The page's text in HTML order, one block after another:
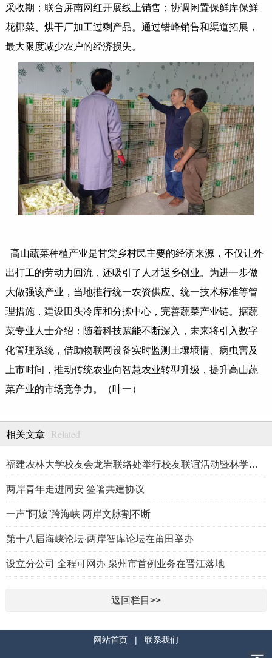
采收期；联合屏南网红开展线上销售；协调闲置保鲜库保鲜
花椰菜、烘干厂加工过剩产品。通过错峰销售和渠道拓展，
最大限度减少农户的经济损失。
高山蔬菜种植产业是甘棠乡村民主要的经济来源，不仅让外
出打工的劳动力回流，还吸引了人才返乡创业。为进一步做
大做强该产业，当地推行统一农资供应、统一技术标准等管
理措施，建设田头冷库和分拣中心，完善蔬菜产业链。据蔬
菜专业人士介绍：随着科技赋能不断深入，未来将引入数字
化管理系统，借助物联网设备实时监测土壤墒情、病虫害及
上市时间，推动传统农业向智慧农业转型升级，提升高山蔬
菜产业的市场竞争力。（叶一）
相关文章 Related
福建农林大学校友会龙岩联络处举行校友联谊活动暨林学、生物医药
两岸青年走进同安 签署共建协议
一声“阿嬷”跨海峡 两岸文脉割不断
第十八届海峡论坛·两岸智库论坛在莆田举办
设立分公司 全程可网办 泉州市首例业务在晋江落地
返回栏目>>
网站首页 | 联系我们